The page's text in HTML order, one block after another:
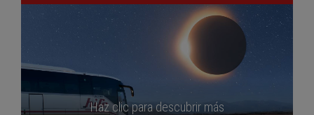
Haz clic para descubrir más